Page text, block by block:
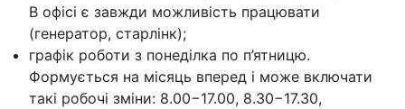
В офісі є завжди можливість працювати
(генератор, старлінк);
графік роботи з понеділка по п’ятницю.
Формується на місяць вперед і може включати
такі робочі зміни: 8.00−17.00, 8.30−17.30,